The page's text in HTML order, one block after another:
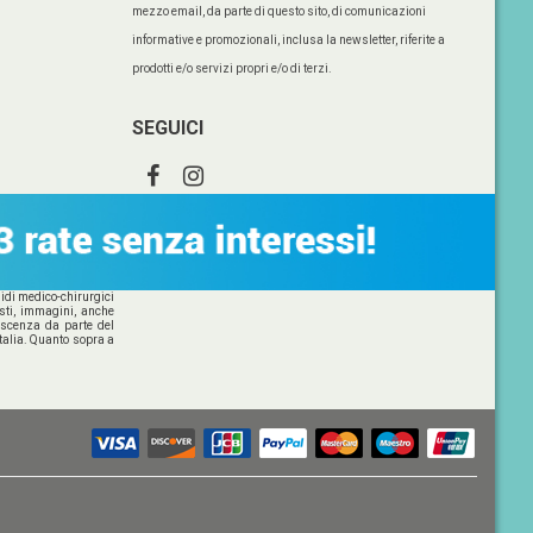
mezzo email, da parte di questo sito, di comunicazioni
informative e promozionali, inclusa la newsletter, riferite a
prodotti e/o servizi propri e/o di terzi.
SEGUICI
medico-chirurgici
immagini, anche
da parte del
Quanto sopra a